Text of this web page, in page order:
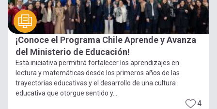
¡Conoce el Programa Chile Aprende y Avanza
del Ministerio de Educación!
Esta iniciativa permitirá fortalecer los aprendizajes en
lectura y matemáticas desde los primeros años de las
trayectorias educativas y el desarrollo de una cultura
educativa que otorgue sentido y...
4